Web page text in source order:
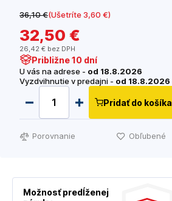
36,10 €(Ušetríte 3,60 €)
32,50 €
26,42 € bez DPH
Približne 10 dní
U vás na adrese - od 18.8.2026
Vyzdvihnutie v predajni - od 18.8.2026
Pridať do košíka
Porovnanie Obľubené
Možnosť predĺženej